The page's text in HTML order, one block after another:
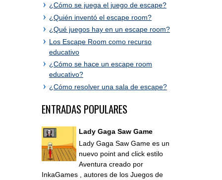
¿Cómo se juega el juego de escape?
¿Quién inventó el escape room?
¿Qué juegos hay en un escape room?
Los Escape Room como recurso
educativo
¿Cómo se hace un escape room
educativo?
¿Cómo resolver una sala de escape?
ENTRADAS POPULARES
Lady Gaga Saw Game
Lady Gaga Saw Game es un
nuevo point and click estilo
Aventura creado por
InkaGames , autores de los Juegos de